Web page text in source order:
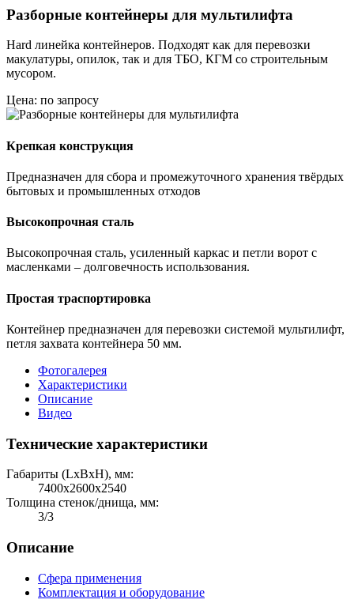
Разборные контейнеры для мультилифта
Hard линейка контейнеров. Подходят как для перевозки
макулатуры, опилок, так и для ТБО, КГМ со строительным
мусором.
Цена: по запросу
Крепкая конструкция
Предназначен для сбора и промежуточного хранения твёрдых
бытовых и промышленных отходов
Высокопрочная сталь
Высокопрочная сталь, усиленный каркас и петли ворот с
масленками – долговечность использования.
Простая траспортировка
Контейнер предназначен для перевозки системой мультилифт,
петля захвата контейнера 50 мм.
Фотогалерея
Характеристики
Описание
Видео
Технические характеристики
Габариты (LхBхH), мм:
7400х2600х2540
Толщина стенок/днища, мм:
3/3
Описание
Сфера применения
Комплектация и оборудование